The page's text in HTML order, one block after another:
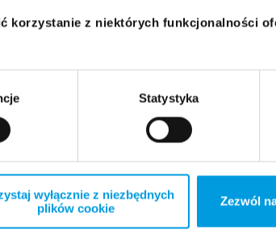
korzystanie z niektórych funkcjonalności
Statystyka
wyłącznie z niezbędnych
plików cookie
Zezwól